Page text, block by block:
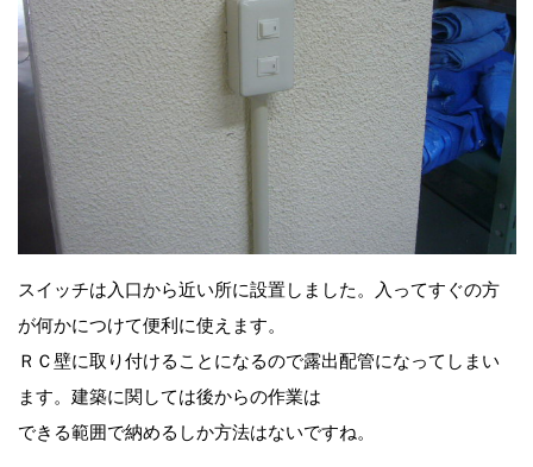
スイッチは入口から近い所に設置しました。入ってすぐの方
が何かにつけて便利に使えます。
ＲＣ壁に取り付けることになるので露出配管になってしまい
ます。建築に関しては後からの作業は
できる範囲で納めるしか方法はないですね。